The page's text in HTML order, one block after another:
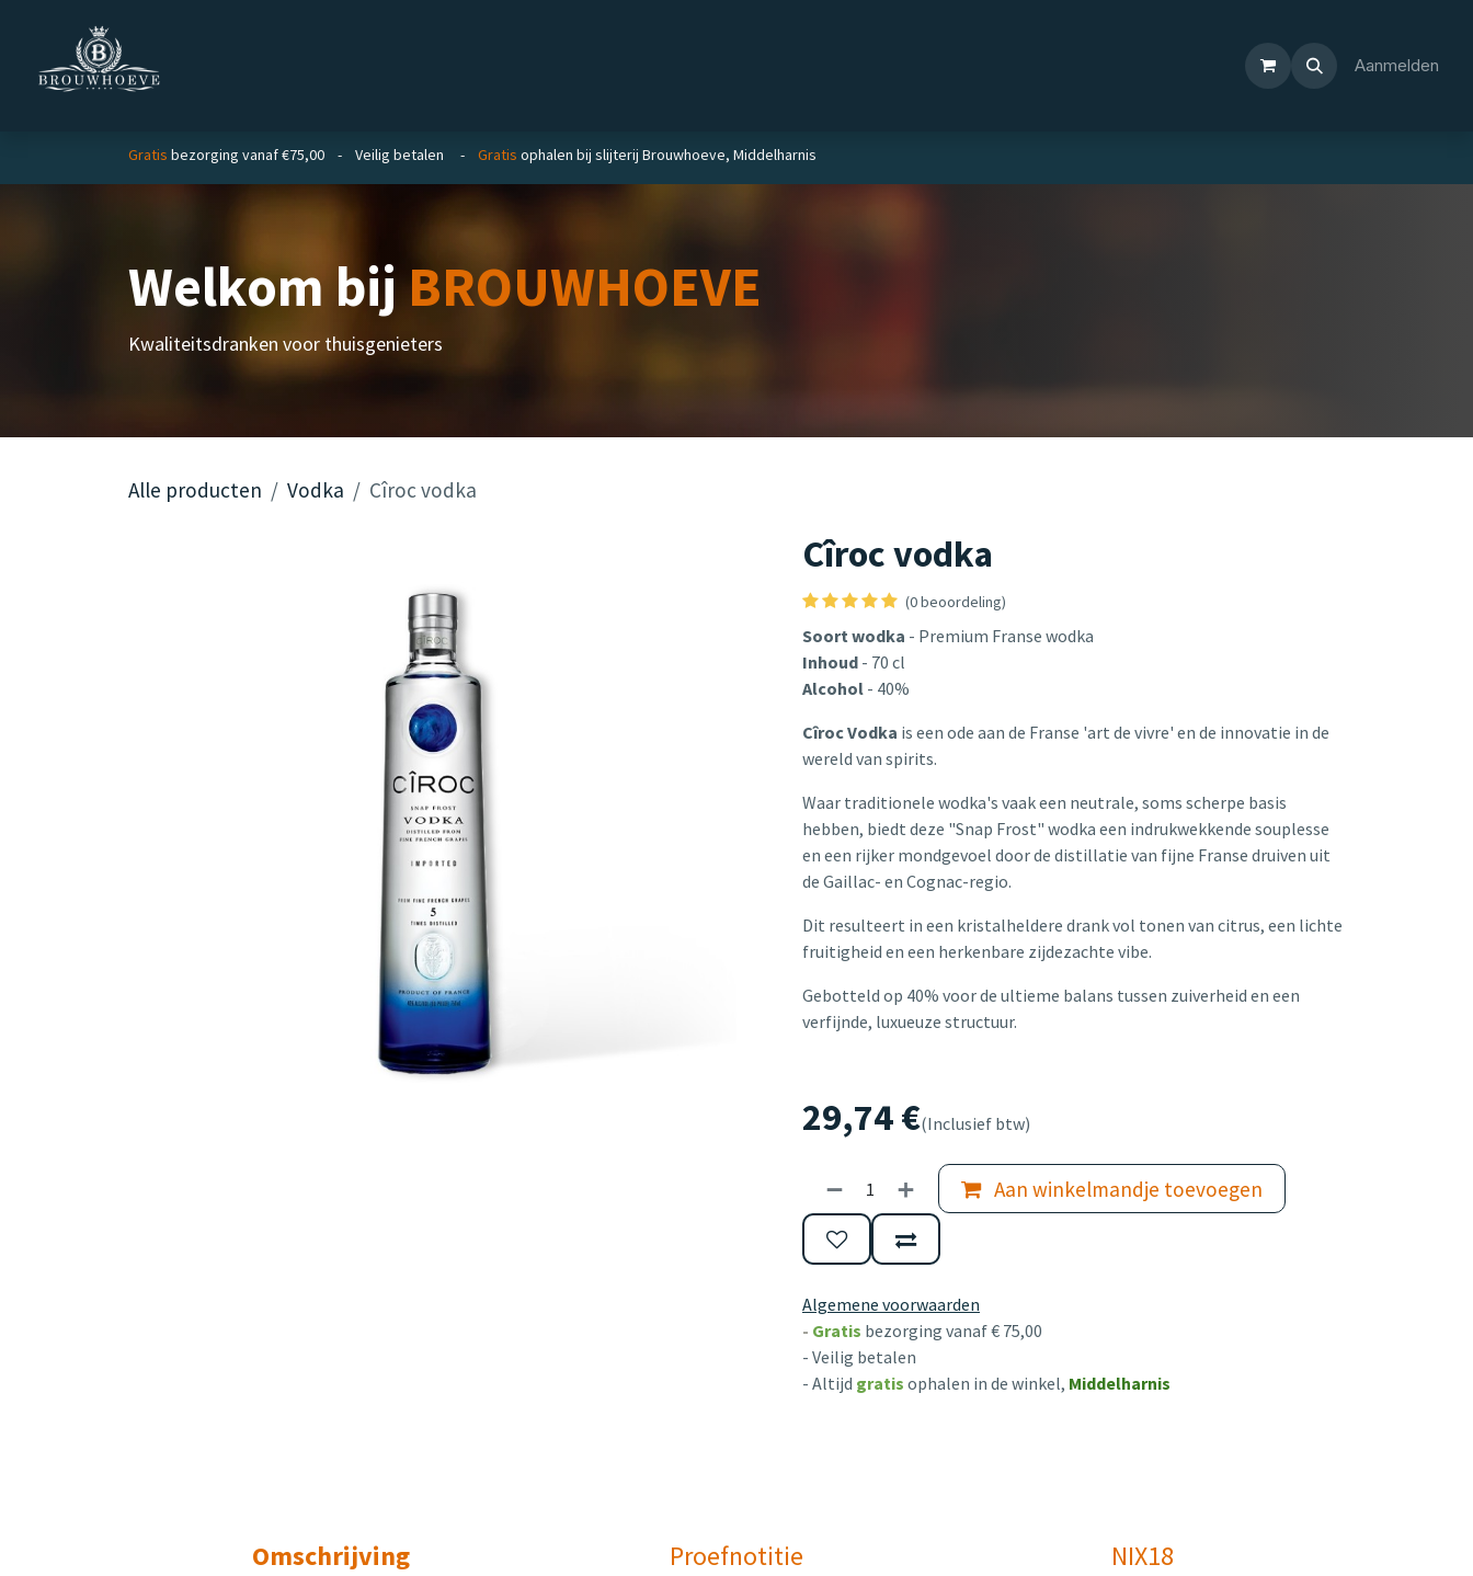
Aanmelden
Gratis bezorging vanaf €75,00 - Veilig betalen - Gratis ophalen bij slijterij Brouwhoeve, Middelharnis
Welkom bijBROUWHOEVE
Kwaliteitsdranken voor thuisgenieters
Alle producten Vodka Cîroc vodka
Cîroc vodka
(0 beoordeling)
Soort wodka - Premium Franse wodka
Inhoud - 70 cl
Alcohol - 40%
Cîroc Vodka is een ode aan de Franse 'art de vivre' en de innovatie in de
wereld van spirits.
Waar traditionele wodka's vaak een neutrale, soms scherpe basis
hebben, biedt deze "Snap Frost" wodka een indrukwekkende souplesse
en een rijker mondgevoel door de distillatie van fijne Franse druiven uit
de Gaillac- en Cognac-regio.
Dit resulteert in een kristalheldere drank vol tonen van citrus, een lichte
fruitigheid en een herkenbare zijdezachte vibe.
Gebotteld op 40% voor de ultieme balans tussen zuiverheid en een
verfijnde, luxueuze structuur.
29,74€(Inclusief btw)
Aan winkelmandje toevoegen
Algemene voorwaarden
- Gratis bezorging vanaf € 75,00
- Veilig betalen
- Altijd gratis ophalen in de winkel, Middelharnis
Omschrijving Proefnotitie NIX18